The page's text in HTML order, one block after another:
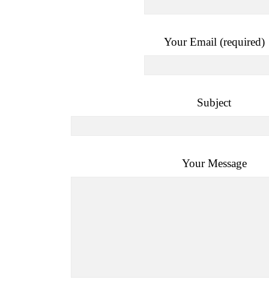
Your Email (required)
Subject
Your Message